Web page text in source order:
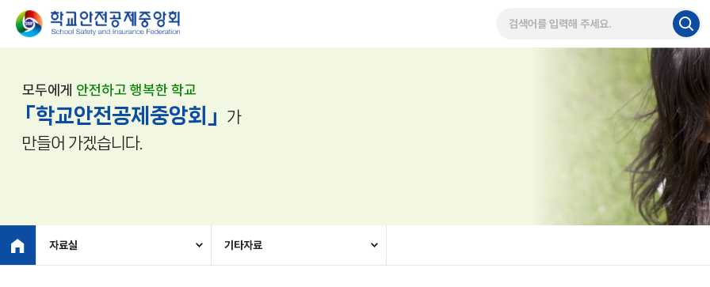
모두에게 안전하고 행복한 학교
「학교안전공제중앙회」
가
만들어 가겠습니다.
자료실 기타자료